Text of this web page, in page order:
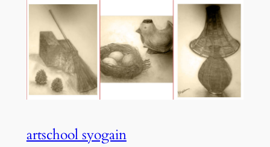
artschool syogain